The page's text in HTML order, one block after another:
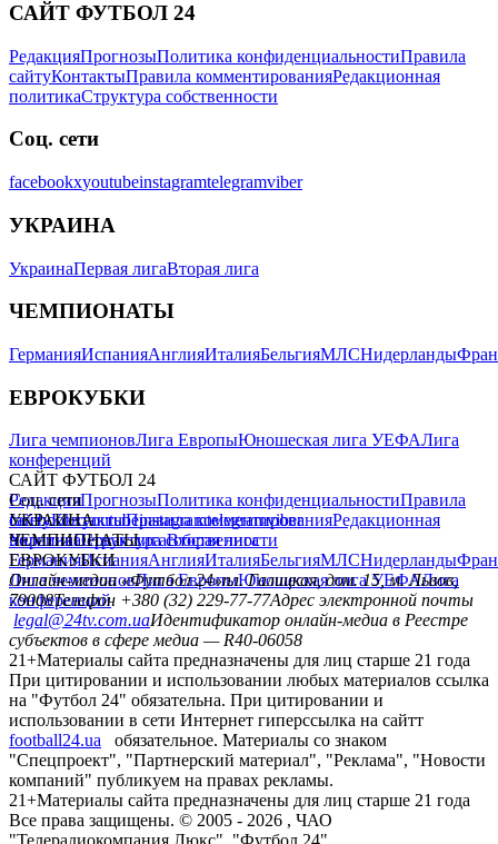
САЙТ ФУТБОЛ 24
РедакцияПрогнозыПолитика конфиденциальностиПравила
сайтуКонтактыПравила комментированияРедакционная
политикаСтруктура собственности
Соц. сети
facebookxyoutubeinstagramtelegramviber
УКРАИНА
УкраинаПервая лигаВторая лига
ЧЕМПИОНАТЫ
ГерманияИспанияАнглияИталияБельгияМЛСНидерланды
ЕВРОКУБКИ
Лига чемпионовЛига ЕвропыЮношеская лига УЕФАЛига
конференций
САЙТ ФУТБОЛ 24
РедакцияПрогнозыПолитика конфиденциальностиПравила
сайтуКонтактыПравила комментированияРедакционная
политикаСтруктура собственности
Соц. сети
facebookxyoutubeinstagramtelegramviber
УКРАИНА
УкраинаПервая лигаВторая лига
ЧЕМПИОНАТЫ
ГерманияИспанияАнглияИталияБельгияМЛСНидерланды
ЕВРОКУБКИ
Лига чемпионовЛига ЕвропыЮношеская лига УЕФАЛига
конференций
Онлайн-медиа «Футбол 24»пл. Галицкая, дом. 15, м. Львов,
79008Телефон +380 (32) 229-77-77Адрес электронной почты
legal@24tv.com.uaИдентификатор онлайн-медиа в Реестре
субъектов в сфере медиа — R40-06058
21+Материалы сайта предназначены для лиц старше 21 года
При цитировании и использовании любых материалов ссылка
на "Футбол 24" обязательна. При цитировании и
использовании в сети Интернет гиперссылка на сайтт
football24.ua
обязательное. Материалы со знаком
"Спецпроект", "Партнерский материал", "Реклама", "Новости
компаний" публикуем на правах рекламы.
21+Материалы сайта предназначены для лиц старше 21 года
Все права защищены. © 2005 - 2026 , ЧАО